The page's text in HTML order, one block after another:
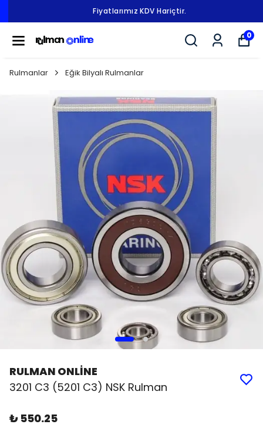
Fiyatlarımız KDV Hariçtir.
0
Rulmanlar Eğik Bilyalı Rulmanlar
RULMAN ONLİNE
3201 C3 (5201 C3) NSK Rulman
₺ 550.25